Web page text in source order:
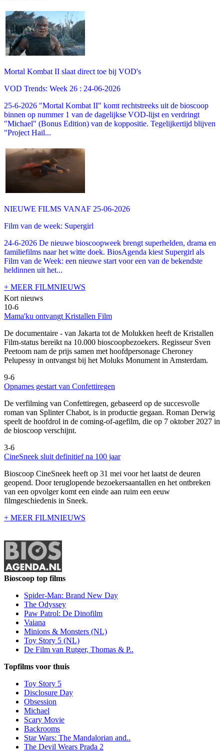
Mortal Kombat II slaat direct toe bij VOD's
VOD Trends: Week 26 : 24-06-2026
25-6-2026 "Mortal Kombat II" komt rechtstreeks uit de bioscoop
binnen op nummer 1 van de dagelijkse VOD-lijst en verdringt
"Michael" (Bonus Edition) van de koppositie. Tegelijkertijd blijven
"Project Hail...
NIEUWE FILMS VANAF 25-06-2026
Film van de week: Supergirl
24-6-2026 De nieuwe bioscoopweek brengt superhelden, drama en
familiefilms naar het witte doek. BiosAgenda kiest Supergirl als
Film van de Week: een nieuwe start voor een van de bekendste
heldinnen uit het...
+ MEER FILMNIEUWS
Kort nieuws
10-6
Mama'ku ontvangt Kristallen Film
De documentaire - van Jakarta tot de Molukken heeft de Kristallen
Film-status bereikt na 10.000 bioscoopbezoekers. Regisseur Sven
Peetoom nam de prijs samen met hoofdpersonage Cheroney
Pelupessy in ontvangst bij het Moluks Monument in Amsterdam.
9-6
Opnames gestart van Confettiregen
De verfilming van Confettiregen, gebaseerd op de succesvolle
roman van Splinter Chabot, is in productie gegaan. Roman Derwig
speelt de hoofdrol in de coming-of-agefilm, die op 7 oktober 2027 in
de bioscoop verschijnt.
3-6
CineSneek sluit definitief na 100 jaar
Bioscoop CineSneek heeft op 31 mei voor het laatst de deuren
geopend. Door teruglopende bezoekersaantallen en het ontbreken
van een opvolger komt een einde aan ruim een eeuw
filmgeschiedenis in Sneek.
+ MEER FILMNIEUWS
Bioscoop top films
Spider-Man: Brand New Day
The Odyssey
Paw Patrol: De Dinofilm
Vaiana
Minions & Monsters (NL)
Toy Story 5 (NL)
De Film van Rutger, Thomas & P..
Topfilms voor thuis
Toy Story 5
Disclosure Day
Obsession
Michael
Scary Movie
Backrooms
Star Wars: The Mandalorian and..
The Devil Wears Prada 2